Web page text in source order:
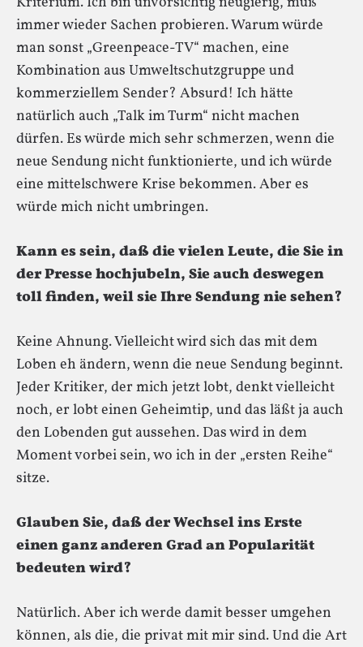
immer wieder Sachen probieren. Warum würde
man sonst „Greenpeace-TV“ machen, eine
Kombination aus Umweltschutzgruppe und
kommerziellem Sender? Absurd! Ich hätte
natürlich auch „Talk im Turm“ nicht machen
dürfen. Es würde mich sehr schmerzen, wenn die
neue Sendung nicht funktionierte, und ich würde
eine mittelschwere Krise bekommen. Aber es
würde mich nicht umbringen.
Kann es sein, daß die vielen Leute, die Sie in
der Presse hochjubeln, Sie auch deswegen
toll finden, weil sie Ihre Sendung nie sehen?
Keine Ahnung. Vielleicht wird sich das mit dem
Loben eh ändern, wenn die neue Sendung beginnt.
Jeder Kritiker, der mich jetzt lobt, denkt vielleicht
noch, er lobt einen Geheimtip, und das läßt ja auch
den Lobenden gut aussehen. Das wird in dem
Moment vorbei sein, wo ich in der „ersten Reihe“
sitze.
Glauben Sie, daß der Wechsel ins Erste
einen ganz anderen Grad an Popularität
bedeuten wird?
Natürlich. Aber ich werde damit besser umgehen
können, als die, die privat mit mir sind. Und die Art